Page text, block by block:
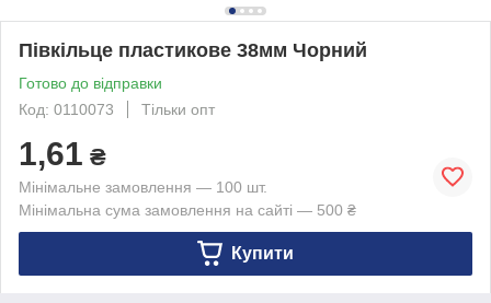
Півкільце пластикове 38мм Чорний
Готово до відправки
Код: 0110073
Тільки опт
1,61 ₴
Мінімальне замовлення — 100 шт.
Мінімальна сума замовлення на сайті — 500 ₴
Купити